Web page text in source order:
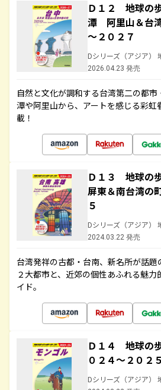
Ｄ１２ 地球の
潭 阿里山＆台
～２０２７
Dシリーズ（アジア）
2026.04.23 発売
自然と文化が調和する台湾第二の都
潭や阿里山から、アートを感じる彩
載！
Ｄ１３ 地球
屏東＆南台湾の
５
Dシリーズ（アジア）
2024.03.22 発売
台湾発祥の古都・台南、新名所が話
２大都市と、近郊の個性あふれる魅
イド。
Ｄ１４ 地球の
０２４～２０２５
Dシリーズ（アジア）